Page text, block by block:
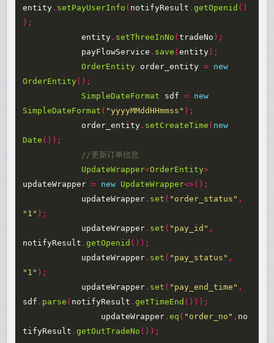
entity . setPayUserInfo ( notifyResult .getOpenid ()
);
entity . setThreeInNo (tradeNo );
payFlowService . save (entity );
OrderEntity order_entity = new
OrderEntity();
SimpleDateFormat
sdf = new
SimpleDateFormat ( "yyyyMMddHHmmss" );
order_entity . setCreateTime ( new
Date ());
//更新订单信息
UpdateWrapper<OrderEntity>
updateWrapper = new UpdateWrapper<>();
updateWrapper . set ( "order_status" ,
"1" );
updateWrapper . set ( "pay_id" ,
notifyResult .getOpenid ());
updateWrapper . set ( "pay_status" ,
"1" );
updateWrapper . set ( "pay_end_time" ,
sdf . parse ( notifyResult .getTimeEnd ()));
updateWrapper .eq ( "order_no" , no
tifyResult .getOutTradeNo ());